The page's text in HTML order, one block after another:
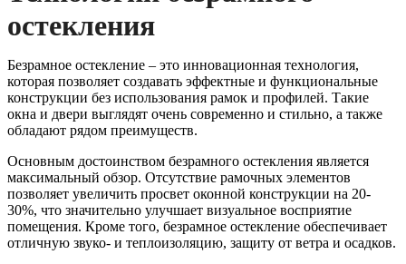
остекления
Безрамное остекление – это инновационная технология,
которая позволяет создавать эффектные и функциональные
конструкции без использования рамок и профилей. Такие
окна и двери выглядят очень современно и стильно, а также
обладают рядом преимуществ.
Основным достоинством безрамного остекления является
максимальный обзор. Отсутствие рамочных элементов
позволяет увеличить просвет оконной конструкции на 20-
30%, что значительно улучшает визуальное восприятие
помещения. Кроме того, безрамное остекление обеспечивает
отличную звуко- и теплоизоляцию, защиту от ветра и осадков.